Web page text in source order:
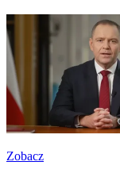
Zobacz